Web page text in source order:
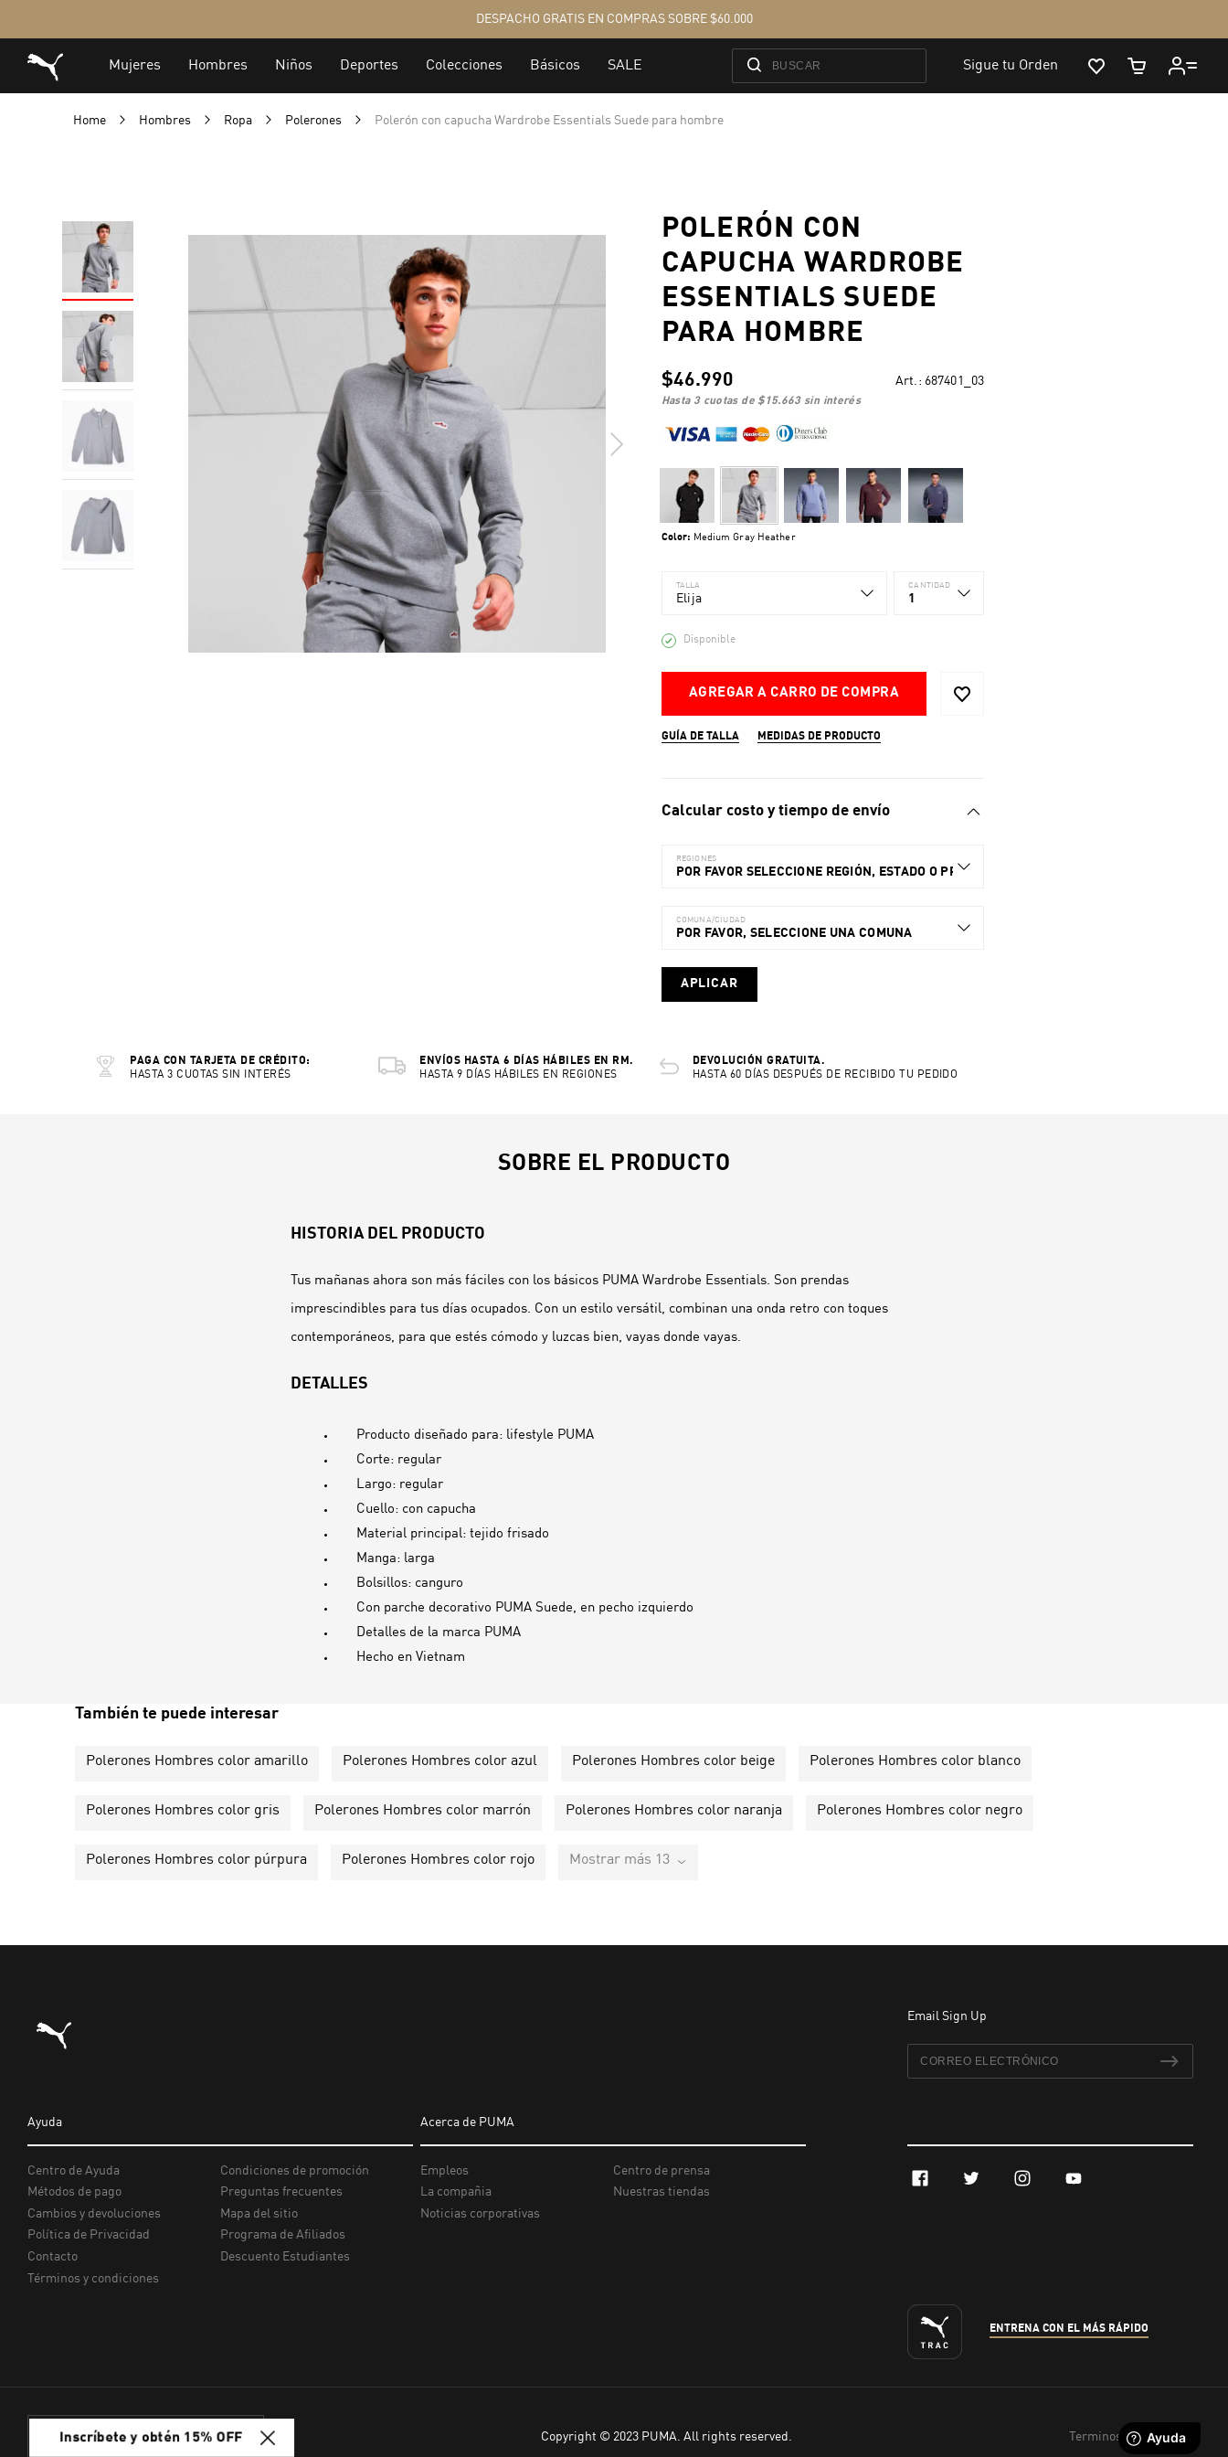
Home Hombres Ropa Polerones Polerón con capucha Wardrobe Essentials Suede para hombre
POLERÓN CON
CAPUCHA WARDROBE
ESSENTIALS SUEDE
PARA HOMBRE
$46.990 Art.: 687401_03
hasta 3 cuotas de $15.663sin interés
Color: Medium Gray Heather
TALLA
Elija
CANTIDAD
1
Disponible
AGREGAR A CARRO DE COMPRA
GUÍA DE TALLA MEDIDAS DE PRODUCTO
Calcular costo y tiempo de envío
REGIONES
POR FAVOR SELECCIONE REGIÓN, ESTADO O PROVINCIA.
COMUNA/CIUDAD
POR FAVOR, SELECCIONE UNA COMUNA
APLICAR
PAGA CON TARJETA DE CRÉDITO:
HASTA 3 CUOTAS SIN INTERÉS
ENVÍOS HASTA 6 DÍAS HÁBILES EN RM.
HASTA 9 DÍAS HÁBILES EN REGIONES
DEVOLUCIÓN GRATUITA.
HASTA 60 DÍAS DESPUÉS DE RECIBIDO TU PEDIDO
SOBRE EL PRODUCTO
HISTORIA DEL PRODUCTO
Tus mañanas ahora son más fáciles con los básicos PUMA Wardrobe Essentials. Son prendas
imprescindibles para tus días ocupados. Con un estilo versátil, combinan una onda retro con toques
contemporáneos, para que estés cómodo y luzcas bien, vayas donde vayas.
DETALLES
Producto diseñado para: lifestyle PUMA
Corte: regular
Largo: regular
Cuello: con capucha
Material principal: tejido frisado
Manga: larga
Bolsillos: canguro
Con parche decorativo PUMA Suede, en pecho izquierdo
Detalles de la marca PUMA
Hecho en Vietnam
También te puede interesar
Polerones Hombres color amarillo Polerones Hombres color azul Polerones Hombres color beige Polerones Hombres color blanco
Polerones Hombres color gris Polerones Hombres color marrón Polerones Hombres color naranja Polerones Hombres color negro
Polerones Hombres color púrpura Polerones Hombres color rojo Mostrar más 13
Inscríbete y obtén 15% OFF